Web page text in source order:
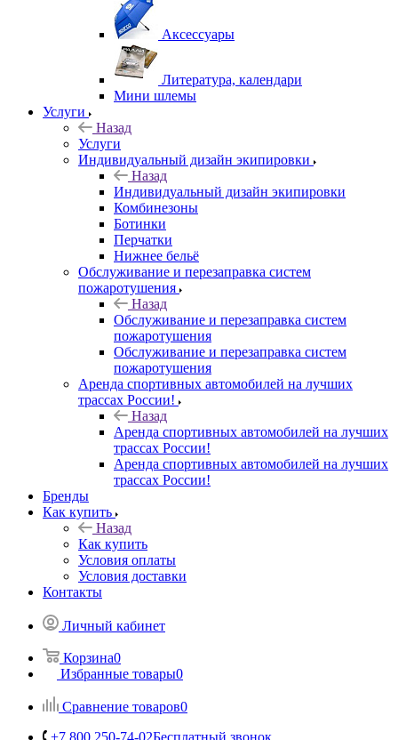
Аксессуары
Литература, календари
Мини шлемы
Услуги
Назад
Услуги
Индивидуальный дизайн экипировки
Назад
Индивидуальный дизайн экипировки
Комбинезоны
Ботинки
Перчатки
Нижнее бельё
Обслуживание и перезаправка систем
пожаротушения
Назад
Обслуживание и перезаправка систем
пожаротушения
Обслуживание и перезаправка систем
пожаротушения
Аренда спортивных автомобилей на лучших
трассах России!
Назад
Аренда спортивных автомобилей на лучших
трассах России!
Аренда спортивных автомобилей на лучших
трассах России!
Бренды
Как купить
Назад
Как купить
Условия оплаты
Условия доставки
Контакты
Личный кабинет
Корзина0
Избранные товары0
Сравнение товаров0
+7 800 250-74-02Бесплатный звонок